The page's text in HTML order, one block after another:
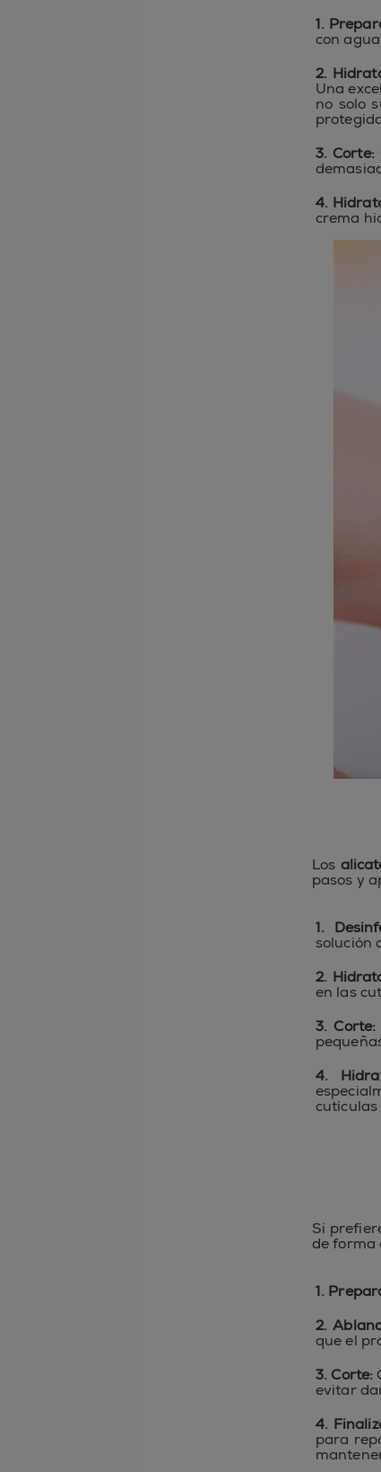
1.
con
2.
Una
no solo
3. Corte:
4.
crema
Los
pasos y
1.
solución
2.
en las
3. Corte:
4.
cutículas
Si
de forma
1.
2.
que el
3. Corte:
evitar
4.
para